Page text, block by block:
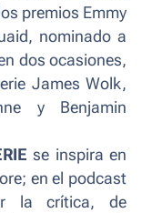
premios Emmy
nominado a
dos ocasiones,
James Wolk,
y Benjamin
se inspira en
en el podcast
la crítica, de